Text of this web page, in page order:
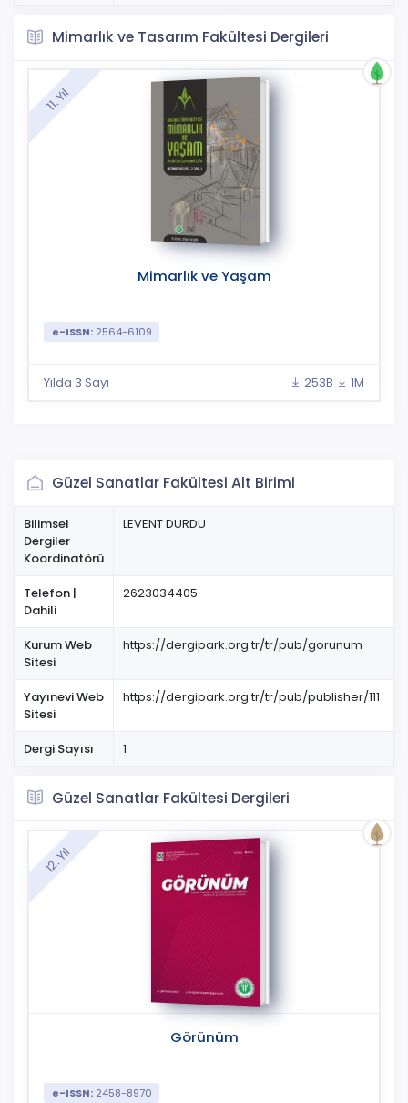
Mimarlık ve Tasarım Fakültesi Dergileri
Mimarlık ve Yaşam
e-ISSN:2564-6109
Yılda 3 Sayı 253B 1M
11. Yıl
Güzel Sanatlar Fakültesi Alt Birimi
Bilimsel
Dergiler
Koordinatörü
LEVENT DURDU
Telefon |
Dahili
2623034405
Kurum Web
Sitesi
https://dergipark.org.tr/tr/pub/gorunum
Yayınevi Web
Sitesi
https://dergipark.org.tr/tr/pub/publisher/111
Dergi Sayısı 1
Güzel Sanatlar Fakültesi Dergileri
Görünüm
e-ISSN:2458-8970
12. Yıl